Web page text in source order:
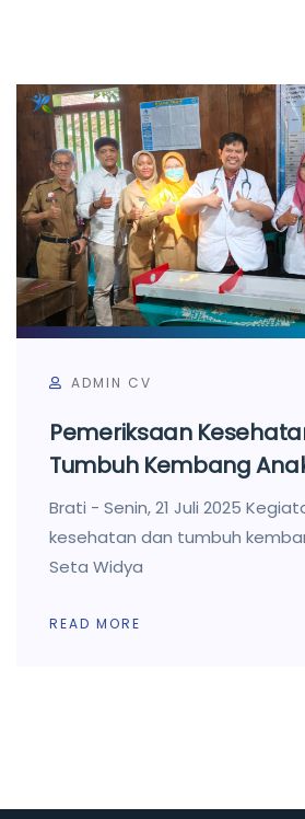
ADMIN CV
Pemeriksaan
Tumbuh Kembang Anak
Brati - Senin, 21 Juli 2025
kesehatan dan tumbuh
Seta Widya
READ MORE